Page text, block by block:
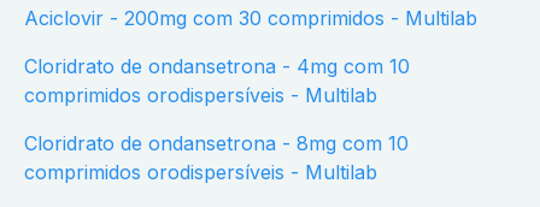
Aciclovir - 200mg com 30 comprimidos - Multilab
Cloridrato de ondansetrona - 4mg com 10
comprimidos orodispersíveis - Multilab
Cloridrato de ondansetrona - 8mg com 10
comprimidos orodispersíveis - Multilab